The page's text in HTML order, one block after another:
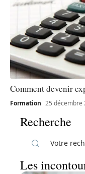
Comment devenir
Formation 25 décembre
Recherche
Les